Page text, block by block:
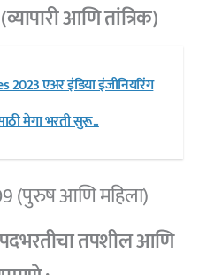
आणि तांत्रिक)
2023 एअर इंडिया इंजीनियरिंग
मेगा भरती सुरू..
(पुरुष आणि महिला)
तपशील आणि